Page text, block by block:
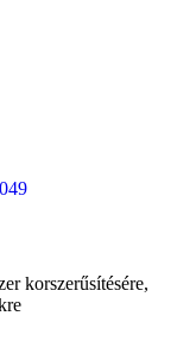
korszerűsítésére,